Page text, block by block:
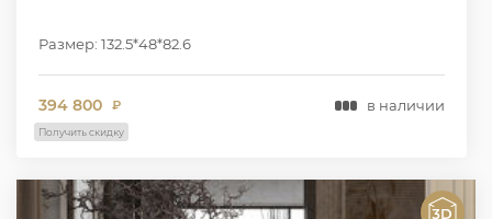
Размер: 132.5*48*82.6
394 800 ₽ в наличии
Получить скидку